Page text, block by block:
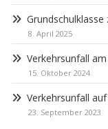
8. April 2025
Verkehrsunfall
15. Oktober 2024
Verkehrsunfall
23. September 2023